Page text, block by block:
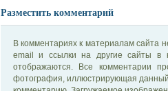
Разместить комментарий
В комментариях к материалам сайта
email и ссылки на другие сайты в
отображаются. Все комментарии
фотография, иллюстрирующая